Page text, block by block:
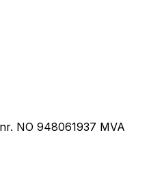
NO 948061937 MVA